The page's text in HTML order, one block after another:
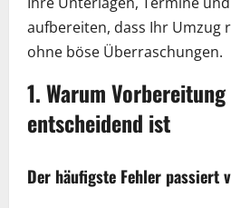
aufbereiten, dass Ihr Umzug
ohne böse Überraschungen.
1. Warum
entscheidend ist
Der häufigste Fehler passiert